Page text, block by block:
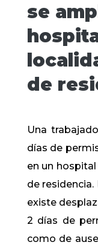
se
de
Una
días de
en un
de
existe
2 días de
como de